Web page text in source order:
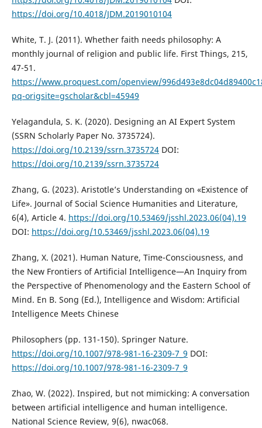
https://doi.org/10.4018/JDM.2019010104
White, T. J. (2011). Whether faith needs philosophy: A
monthly journal of religion and public life. First Things, 215,
47-51.
https://www.proquest.com/openview/
pq-origsite=gscholar&cbl=45949
Yelagandula, S. K. (2020). Designing an AI Expert System
(SSRN Scholarly Paper No. 3735724).
https://doi.org/10.2139/ssrn.3735724DOI:
https://doi.org/10.2139/ssrn.3735724
Zhang, G. (2023). Aristotle’s Understanding on «Existence of
Life». Journal of Social Science Humanities and Literature,
6(4), Article 4. https://doi.org/10.53469/jsshl.2023.06(04).19
DOI: https://doi.org/10.53469/jsshl.2023.06(04).19
Zhang, X. (2021). Human Nature, Time-Consciousness, and
the New Frontiers of Artificial Intelligence—An Inquiry from
the Perspective of Phenomenology and the Eastern School of
Mind. En B. Song (Ed.), Intelligence and Wisdom: Artificial
Intelligence Meets Chinese
Philosophers (pp. 131-150). Springer Nature.
https://doi.org/10.1007/978-981-16-2309-7_9 DOI:
https://doi.org/10.1007/978-981-16-2309-7_9
Zhao, W. (2022). Inspired, but not mimicking: A conversation
between artificial intelligence and human intelligence.
National Science Review, 9(6), nwac068.